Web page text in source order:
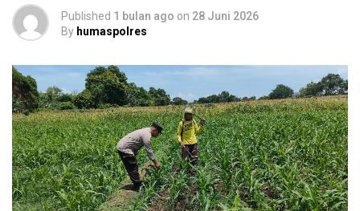
Published 1 bulan ago on 28 Juni 2026
By humaspolres